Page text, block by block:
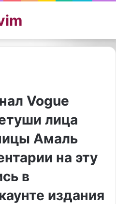
Vogue
лица
Амаль
на эту
в
издания